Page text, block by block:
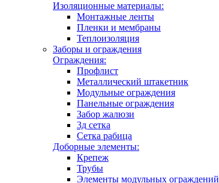
Изоляционные материалы:
Монтажные ленты
Пленки и мембраны
Теплоизоляция
Заборы и ограждения
Ограждения:
Профлист
Металлический штакетник
Модульные ограждения
Панельные ограждения
Забор жалюзи
3д сетка
Сетка рабица
Доборные элементы:
Крепеж
Трубы
Элементы модульных ограждений